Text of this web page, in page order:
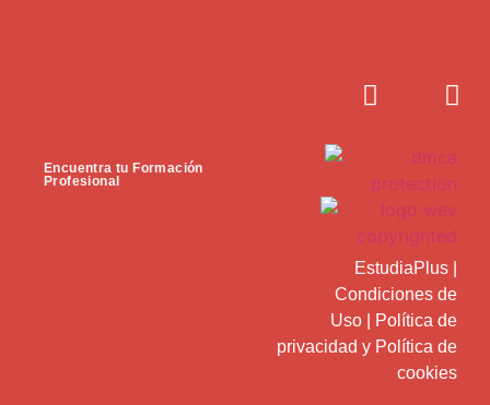
Encuentra tu Formación
Profesional
EstudiaPlus
Condiciones de
Uso
Política de
privacidad y Política de
cookies